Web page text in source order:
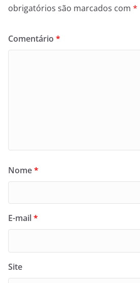
obrigatórios são marcados com *
Comentário *
Nome*
E-mail*
Site